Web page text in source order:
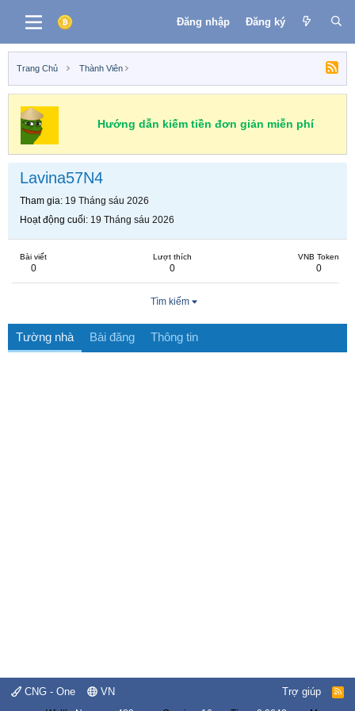
Đăng nhập Đăng ký
Trang Chủ Thành Viên
Hướng dẫn kiếm tiền đơn giản miễn phí
Lavina57N4
Tham gia 19 Tháng sáu 2026
Hoạt động cuối 19 Tháng sáu 2026
Bài viết
0
Lượt thích
0
VNB Token
0
Tìm kiếm
Tường nhà Bài đăng Thông tin
CNG - One VN Trợ giúp
R